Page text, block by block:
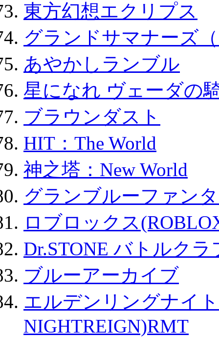
東方幻想エクリプス
グランドサマナーズ
あやかしランブル
星になれ ヴェーダの
ブラウンダスト
HIT：The World
神之塔：New World
グランブルーファン
ロブロックス
Dr.STONE バトルク
ブルーアーカイブ
エルデンリングナイ
NIGHTREIGN)RMT